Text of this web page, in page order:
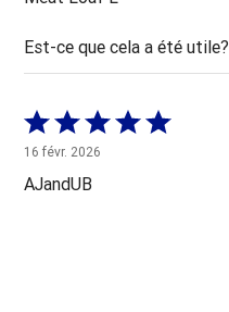
Est-ce que cela a été utile?
Coté
5 sur
5
16 févr. 2026
AJandUB